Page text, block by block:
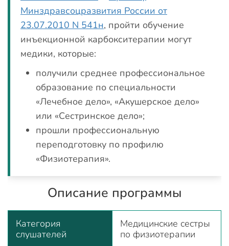
Минздравсоцразвития России от
23.07.2010 N 541н, пройти обучение
инъекционной карбокситерапии могут
медики, которые:
получили среднее профессиональное
образование по специальности
«Лечебное дело», «Акушерское дело»
или «Сестринское дело»;
прошли профессиональную
переподготовку по профилю
«Физиотерапия».
Описание программы
Категория
слушателей
Медицинские сестры
по физиотерапии